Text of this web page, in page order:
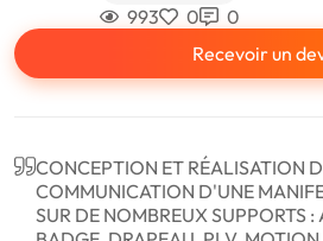
993 0
0
Recevoir un
CONCEPTION ET RÉALISATION
COMMUNICATION D'UNE
SUR DE NOMBREUX SUPPORTS :